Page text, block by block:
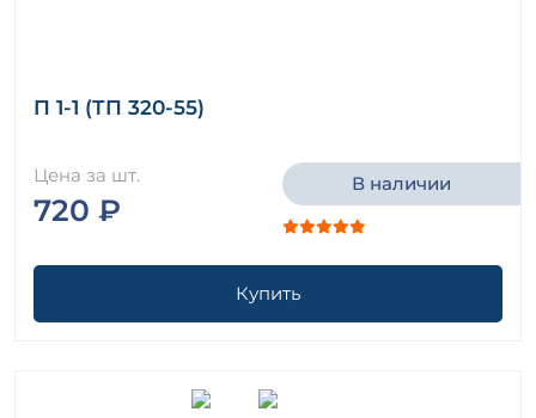
П 1-1 (ТП 320-55)
Цена за шт.
720 ₽
В наличии
Купить